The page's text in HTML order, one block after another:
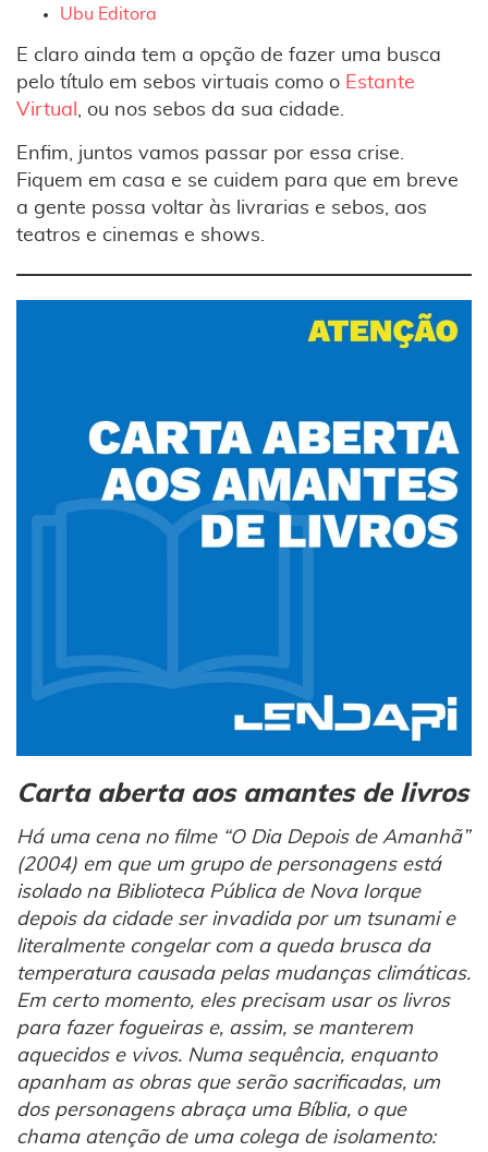
Ubu Editora
E claro ainda tem a opção de fazer uma busca
pelo título em sebos virtuais como o Estante
Virtual , ou nos sebos da sua cidade.
Enfim, juntos vamos passar por essa crise.
Fiquem em casa e se cuidem para que em breve
a gente possa voltar às livrarias e sebos, aos
teatros e cinemas e shows.
Carta aberta aos amantes de livros
Há uma cena no filme “O Dia Depois de Amanhã”
(2004) em que um grupo de personagens está
isolado na Biblioteca Pública de Nova Iorque
depois da cidade ser invadida por um tsunami e
literalmente congelar com a queda brusca da
temperatura causada pelas mudanças climáticas.
Em certo momento, eles precisam usar os livros
para fazer fogueiras e, assim, se manterem
aquecidos e vivos. Numa sequência, enquanto
apanham as obras que serão sacrificadas, um
dos personagens abraça uma Bíblia, o que
chama atenção de uma colega de isolamento: